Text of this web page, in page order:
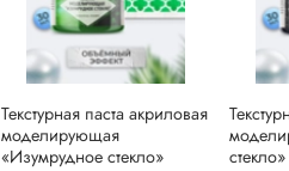
Текстурная паста акриловая
моделирующая
«Изумрудное стекло»
стекло»